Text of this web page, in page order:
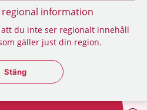
regional information
du inte ser regionalt innehåll
gäller just din region.
Stäng regionsväljaren
Stäng